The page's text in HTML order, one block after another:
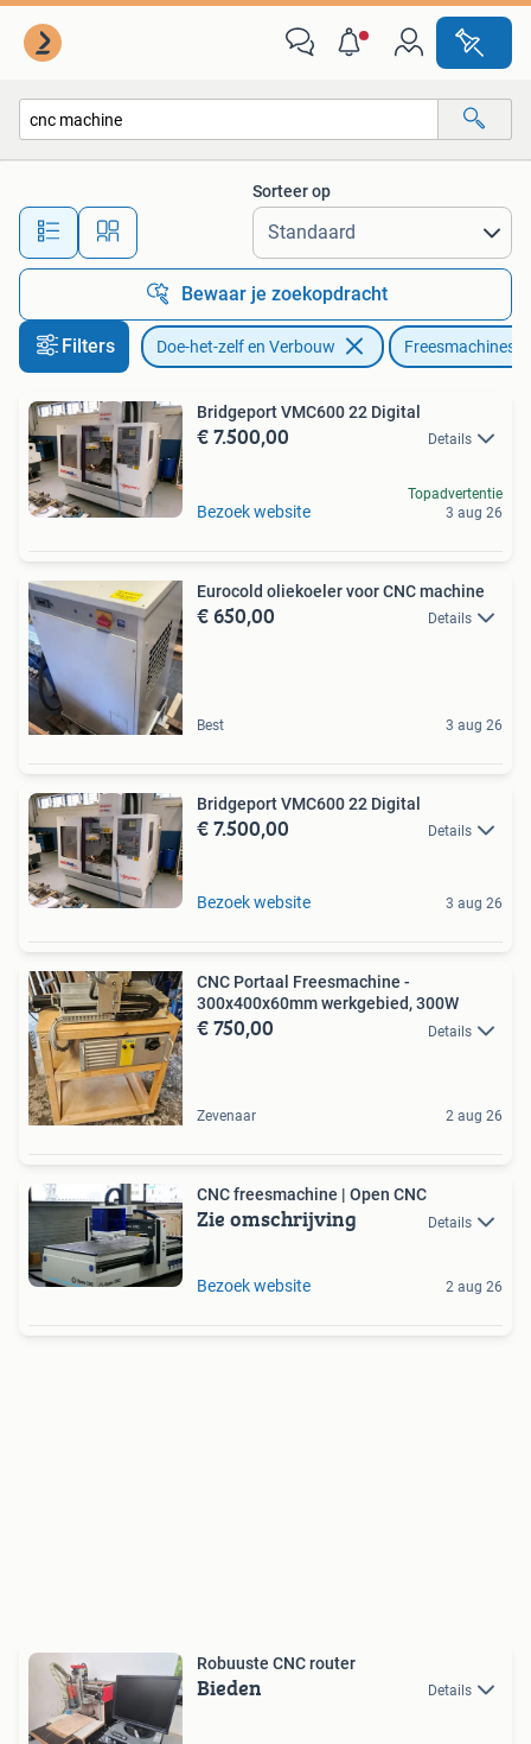
Alle afstanden…
Sorteer op
Bewaar je zoekopdracht
Filters Doe-het-zelf en Verbouw Freesmachines
Bridgeport VMC600 22 Digital
€ 7.500,00 Details
Bezoek website
Topadvertentie
3 aug 26
Eurocold oliekoeler voor CNC machine
€ 650,00 Details
Best 3 aug 26
Bridgeport VMC600 22 Digital
€ 7.500,00 Details
Bezoek website 3 aug 26
CNC Portaal Freesmachine -
300x400x60mm werkgebied, 300W
€ 750,00 Details
Zevenaar 2 aug 26
CNC freesmachine | Open CNC
Zie omschrijving Details
Bezoek website 2 aug 26
Robuuste CNC router
Bieden Details